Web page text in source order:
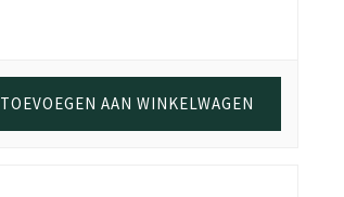
TOEVOEGEN AAN WINKELWAGEN